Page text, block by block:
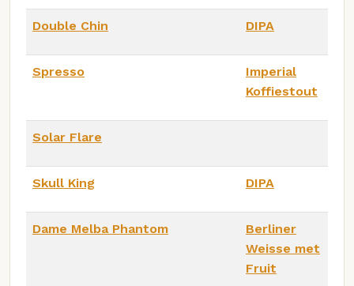
Double Chin DIPA
Spresso
Imperial
Koffiestout
Solar Flare
Skull King DIPA
Dame Melba Phantom
Berliner
Weisse met
Fruit